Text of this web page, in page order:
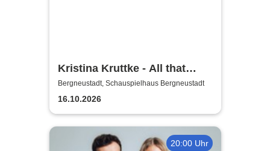
Kristina Kruttke - All that
Jaazz!
Bergneustadt, Schauspielhaus Bergneustadt
16.10.2026
20:00 Uhr